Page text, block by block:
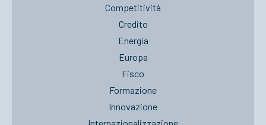
Competitività
Credito
Energia
Europa
Fisco
Formazione
Innovazione